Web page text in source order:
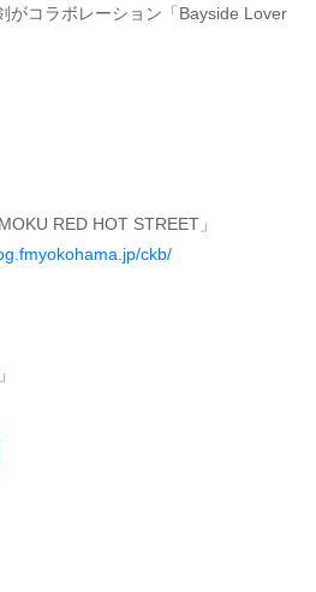
がコラボレーション「Bayside Lover
RED HOT STREET」
ckb/